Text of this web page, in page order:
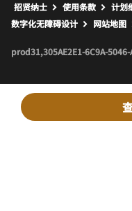
招贤纳士 使用条款 计划
数字化无障碍设计
网站地图
prod31,305AE2E1-6C9A-